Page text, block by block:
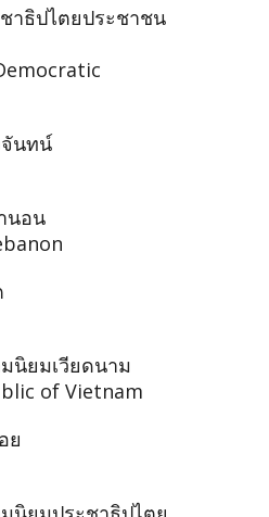
าธิปไตยประชาชน
จันทน์
นอน
นิยมเวียดนาม
of Vietnam
ย